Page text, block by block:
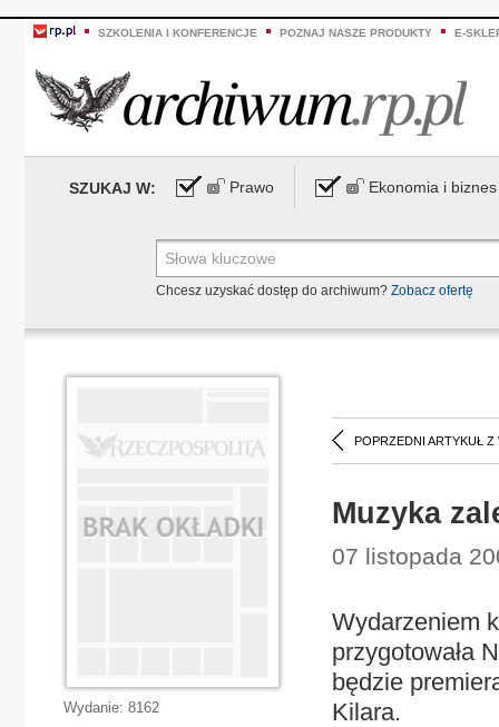
SZKOLENIA I KONFERENCJE POZNAJ NASZE PRODUKTY E-
SZUKAJ W: Prawo Ekonomia i biznes
Chcesz uzyskać dostęp do archiwum? Zobacz ofertę
POPRZEDNI ARTYKUŁ Z
Muzyka
07 listopada
Wydarzeniem
przygotowała
będzie
Kilara.
Wydanie: 8162